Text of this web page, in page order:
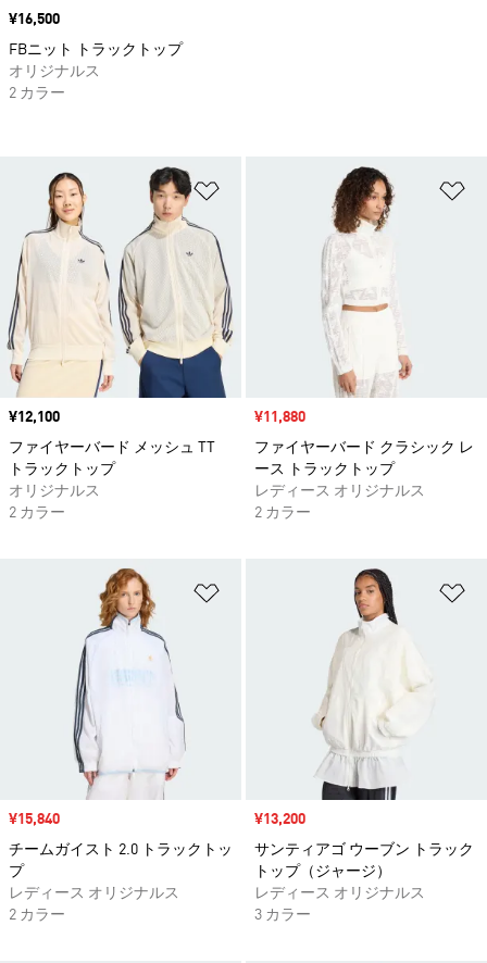
ほしいものリストに追加
価格
¥12,100
ファイヤーバード メッシュ TT
トラックトップ
オリジナルス
2 カラー
セール価格
¥11,880
ファイヤーバード クラシック レ
ース トラックトップ
レディース オリジナルス
2 カラー
ほしいものリストに追加
セール価格
¥15,840
チームガイスト 2.0 トラックトッ
プ
レディース オリジナルス
2 カラー
セール価格
¥13,200
サンティアゴ ウーブン トラック
トップ（ジャージ）
レディース オリジナルス
3 カラー
価格
¥16,500
FBニット トラックトップ
オリジナルス
2 カラー